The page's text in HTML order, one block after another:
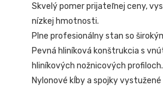
Skvelý pomer prijateľnej ceny,
nízkej hmotnosti.
Plne profesionálny stan so
Pevná hliníková konštrukcia s
hliníkových nožnicových profiloch.
Nylonové kĺby a spojky